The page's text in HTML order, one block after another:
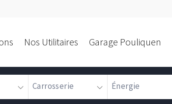
Nos Utilitaires Garage Pouliquen
Carrosserie Énergie